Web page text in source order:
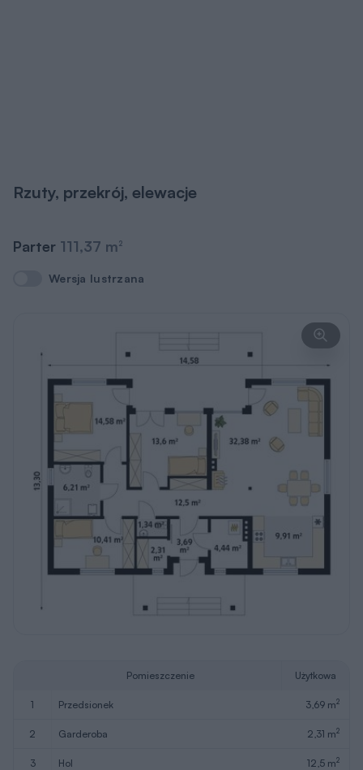
Rzuty, przekrój, elewacje
Parter 111,37 m2
Wersja lustrzana
Wersja lustrzana
Pomieszczenie Użytkowa
1 przedsionek 3,69 m2
2 garderoba 2,31 m2
3 hol 12,5 m2